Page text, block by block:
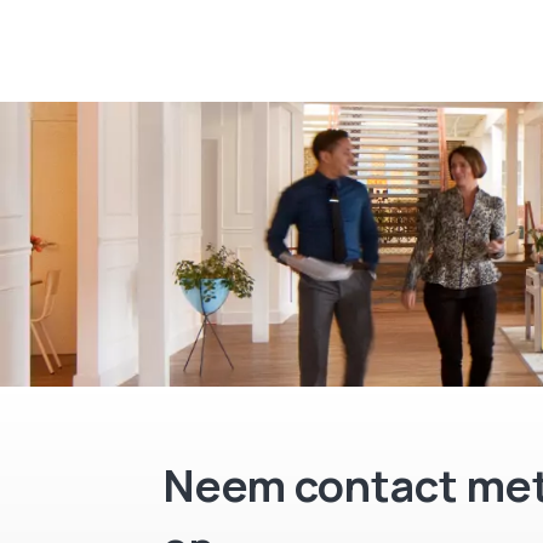
Neem contact